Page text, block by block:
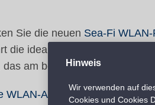
Sie die neuen Sea-Fi
die ideale Verbindung zu
das am besten zu Ihren
WLAN-Angebote:
Hinweis
Wir verwenden auf
Cookies und Cookies